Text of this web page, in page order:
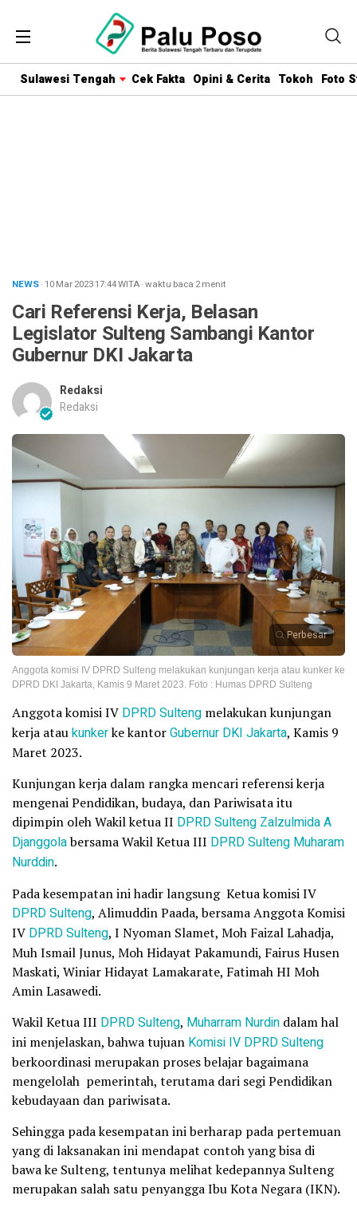
Sulawesi Tengah Cek Fakta Opini & Cerita Tokoh Foto
NEWS· 10 Mar 202317:44WITA·waktu baca 2 menit
Cari Referensi Kerja, Belasan
Legislator Sulteng Sambangi Kantor
Gubernur DKI Jakarta
Redaksi
Redaksi
Perbesar
Anggota komisi IV DPRD Sulteng melakukan kunjungan kerja atau kunker ke
DPRD DKI Jakarta, Kamis 9 Maret 2023. Foto : Humas DPRD Sulteng
Anggota komisi IV DPRD Sulteng melakukan kunjungan
kerja ataukunkerke kantorGubernur DKI Jakarta, Kamis 9
Maret 2023.
Kunjungan kerja dalam rangka mencari referensi kerja
mengenai Pendidikan, budaya, dan Pariwisata itu
dipimpin oleh Wakil ketua II DPRD Sulteng Zalzulmida A
Djanggolabersama Wakil Ketua III DPRD Sulteng Muharam
Nurddin.
Pada kesempatan ini hadir langsung Ketua komisi IV
DPRD Sulteng, Alimuddin Paada, bersama Anggota Komisi
IV DPRD Sulteng, I Nyoman Slamet, Moh Faizal Lahadja,
Muh Ismail Junus, Moh Hidayat Pakamundi, Fairus Husen
Maskati, Winiar Hidayat Lamakarate, Fatimah HI Moh
Amin Lasawedi.
Wakil Ketua III DPRD Sulteng, Muharram Nurdin dalam hal
ini menjelaskan, bahwa tujuan Komisi IV DPRD Sulteng
berkoordinasi merupakan proses belajar bagaimana
mengelolah pemerintah, terutama dari segi Pendidikan
kebudayaan dan pariwisata.
Sehingga pada kesempatan ini berharap pada pertemuan
yang di laksanakan ini mendapat contoh yang bisa di
bawa ke Sulteng, tentunya melihat kedepannya Sulteng
merupakan salah satu penyangga Ibu Kota Negara (IKN).